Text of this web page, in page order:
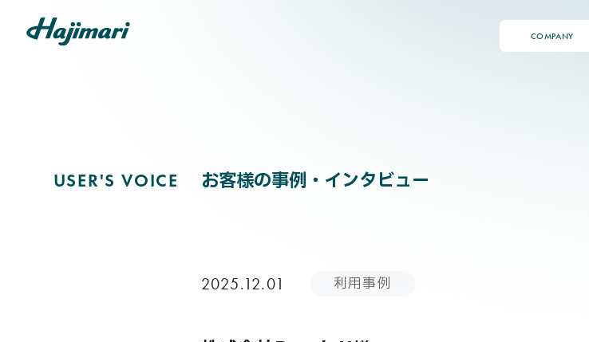
COMPANY
COMPANY
SERVICES
USER'S VOICE
USER'S VOICE お客様の事例・インタビュー
2025.12.01 利用事例